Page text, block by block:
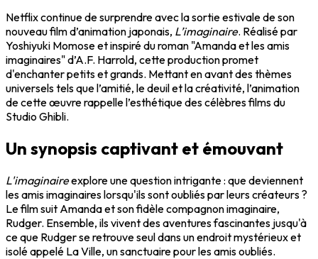
Netflix continue de surprendre avec la sortie estivale de son
nouveau film d’animation japonais, L’imaginaire. Réalisé par
Yoshiyuki Momose et inspiré du roman "Amanda et les amis
imaginaires" d’A.F. Harrold, cette production promet
d'enchanter petits et grands. Mettant en avant des thèmes
universels tels que l’amitié, le deuil et la créativité, l’animation
de cette œuvre rappelle l’esthétique des célèbres films du
Studio Ghibli.
Un synopsis captivant et émouvant
L'imaginaireexplore une question intrigante : que deviennent
les amis imaginaires lorsqu'ils sont oubliés par leurs créateurs ?
Le film suit Amanda et son fidèle compagnon imaginaire,
Rudger. Ensemble, ils vivent des aventures fascinantes jusqu'à
ce que Rudger se retrouve seul dans un endroit mystérieux et
isolé appelé La Ville, un sanctuaire pour les amis oubliés.